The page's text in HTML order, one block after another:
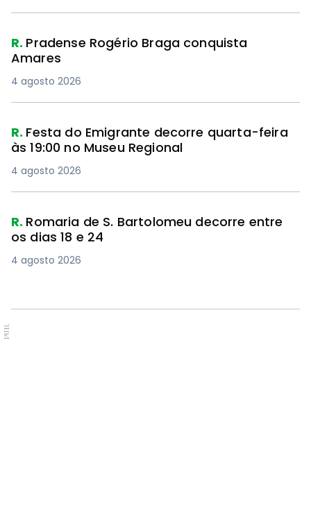
R. Pradense Rogério Braga conquista
Amares
4 agosto 2026
R. Festa do Emigrante decorre quarta-feira
às 19:00 no Museu Regional
4 agosto 2026
R. Romaria de S. Bartolomeu decorre entre
os dias 18 e 24
4 agosto 2026
PUB.